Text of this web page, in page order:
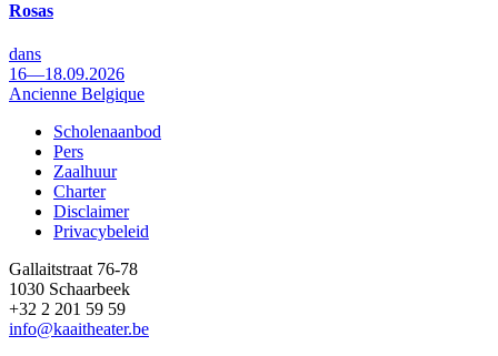
Rosas
dans
16—18.09.2026
Ancienne Belgique
Footer
Scholenaanbod
Pers
Zaalhuur
Charter
Disclaimer
Privacybeleid
Gallaitstraat 76-78
1030 Schaarbeek
+32 2 201 59 59
info@kaaitheater.be